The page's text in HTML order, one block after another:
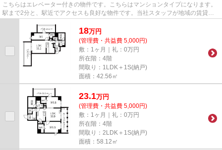
こちらはエレベーター付きの物件です。こちらはマンションタイプになります。
駅まで2分と、駅近でアクセスも良好な物件です。当社スタッフが地域の賃貸情
18万円
(管理費・共益費 5,000円)
敷：1ヶ月｜礼：0万円
所在階：4階
間取り：1LDK＋1S(納戸)
面積：42.56㎡
23.1万円
(管理費・共益費 5,000円)
敷：1ヶ月｜礼：0万円
所在階：4階
間取り：2LDK＋1S(納戸)
面積：58.12㎡